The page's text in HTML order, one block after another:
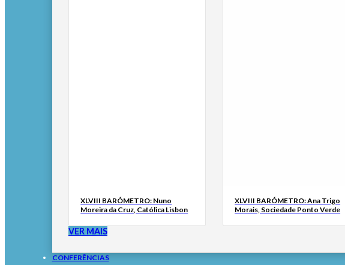
XLVIII BARÓMETRO: Nuno
Moreira da Cruz, Católica Lisbon
XLVIII BARÓMETRO: Ana Trigo
Morais, Sociedade Ponto Verde
VER MAIS
CONFERÊNCIAS